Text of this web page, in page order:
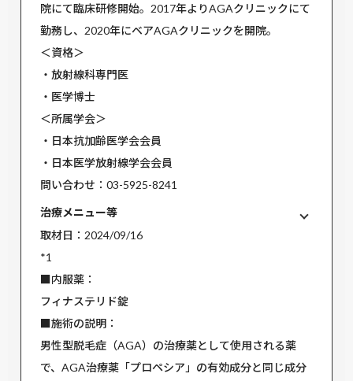
院にて臨床研修開始。2017年よりAGAクリニックにて
勤務し、2020年にベアAGAクリニックを開院。
＜資格＞
・放射線科専⾨医
・医学博⼠
＜所属学会＞
・⽇本抗加齢医学会会員
・⽇本医学放射線学会会員
問い合わせ：03-5925-8241
治療メニュー等
取材日：2024/09/16
*1
■内服薬：
フィナステリド錠
■施術の説明：
男性型脱毛症（AGA）の治療薬として使用される薬
で、AGA治療薬「プロペシア」の有効成分と同じ成分